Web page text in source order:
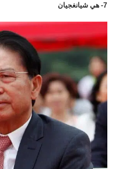
7- هي شيانغجيان